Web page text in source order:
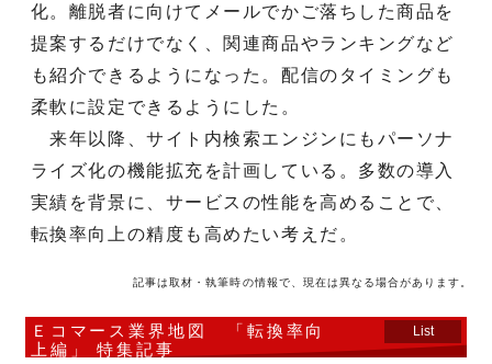
化。離脱者に向けてメールでかご落ちした商品を
提案するだけでなく、関連商品やランキングなど
も紹介できるようになった。配信のタイミングも
柔軟に設定できるようにした。
来年以降、サイト内検索エンジンにもパーソナ
ライズ化の機能拡充を計画している。多数の導入
実績を背景に、サービスの性能を高めることで、
転換率向上の精度も高めたい考えだ。
記事は取材・執筆時の情報で、現在は異なる場合があります。
Ｅコマース業界地図 「転換率向
上編」 特集記事
List